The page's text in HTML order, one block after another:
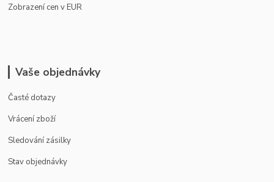
Zobrazení cen v EUR
Vaše objednávky
Časté dotazy
Vrácení zboží
Sledování zásilky
Stav objednávky